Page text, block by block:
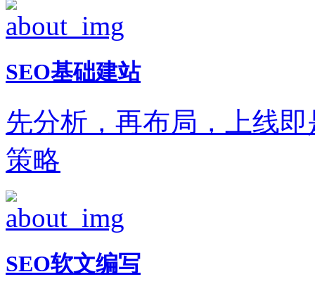
SEO基础建站
先分析，再布局，上线
策略
SEO软文编写